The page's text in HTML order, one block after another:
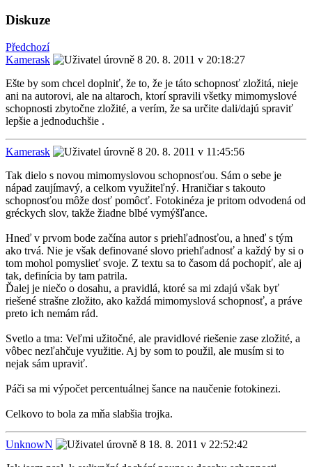
Diskuze
Předchozí
Kamerask
20. 8. 2011 v 20:18:27
Ešte by som chcel doplniť, že to, že je táto schopnosť zložitá, nieje
ani na autorovi, ale na altaroch, ktorí spravili všetky mimomyslové
schopnosti zbytočne zložité, a verím, že sa určite dali/dajú spraviť
lepšie a jednoduchšie .
Kamerask
20. 8. 2011 v 11:45:56
Tak dielo s novou mimomyslovou schopnosťou. Sám o sebe je
nápad zaujímavý, a celkom využiteľný. Hraničiar s takouto
schopnosťou môže dosť pomôcť. Fotokinéza je pritom odvodená od
gréckych slov, takže žiadne blbé vymýšľance.
Hneď v prvom bode začína autor s priehľadnosťou, a hneď s tým
ako trvá. Nie je však definované slovo priehľadnosť a každý by si o
tom mohol pomyslieť svoje. Z textu sa to časom dá pochopiť, ale aj
tak, definícia by tam patrila.
Ďalej je niečo o dosahu, a pravidlá, ktoré sa mi zdajú však byť
riešené strašne zložito, ako každá mimomyslová schopnosť, a práve
preto ich nemám rád.
Svetlo a tma: Veľmi užitočné, ale pravidlové riešenie zase zložité, a
vôbec nezľahčuje využitie. Aj by som to použil, ale musím si to
nejak sám upraviť.
Páči sa mi výpočet percentuálnej šance na naučenie fotokinezi.
Celkovo to bola za mňa slabšia trojka.
UnknowN
18. 8. 2011 v 22:52:42